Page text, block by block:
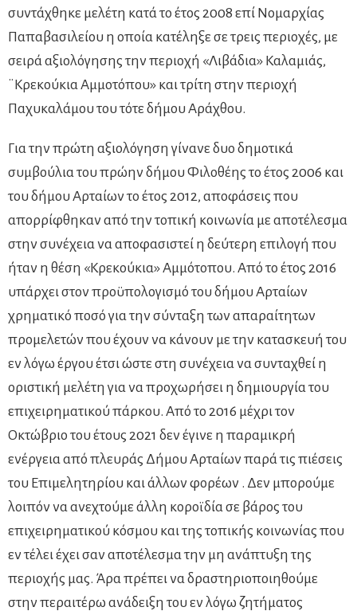
συντάχθηκε μελέτη κατά το έτος 2008 επί Νομαρχίας
Παπαβασιλείου η οποία κατέληξε σε τρεις περιοχές, με
σειρά αξιολόγησης την περιοχή «Λιβάδια» Καλαμιάς,
¨Κρεκούκια Αμμοτόπου» και τρίτη στην περιοχή
Παχυκαλάμου του τότε δήμου Αράχθου.
Για την πρώτη αξιολόγηση γίνανε δυο δημοτικά
συμβούλια του πρώην δήμου Φιλοθέης το έτος 2006 και
του δήμου Αρταίων το έτος 2012, αποφάσεις που
απορρίφθηκαν από την τοπική κοινωνία με αποτέλεσμα
στην συνέχεια να αποφασιστεί η δεύτερη επιλογή που
ήταν η θέση «Κρεκούκια» Αμμότοπου. Από το έτος 2016
υπάρχει στον προϋπολογισμό του δήμου Αρταίων
χρηματικό ποσό για την σύνταξη των απαραίτητων
προμελετών που έχουν να κάνουν με την κατασκευή του
εν λόγω έργου έτσι ώστε στη συνέχεια να συνταχθεί η
οριστική μελέτη για να προχωρήσει η δημιουργία του
επιχειρηματικού πάρκου. Από το 2016 μέχρι τον
Οκτώβριο του έτους 2021 δεν έγινε η παραμικρή
ενέργεια από πλευράς Δήμου Αρταίων παρά τις πιέσεις
του Επιμελητηρίου και άλλων φορέων . Δεν μπορούμε
λοιπόν να ανεχτούμε άλλη κοροϊδία σε βάρος του
επιχειρηματικού κόσμου και της τοπικής κοινωνίας που
εν τέλει έχει σαν αποτέλεσμα την μη ανάπτυξη της
περιοχής μας. Άρα πρέπει να δραστηριοποιηθούμε
στην περαιτέρω ανάδειξη του εν λόγω ζητήματος